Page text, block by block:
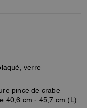
verre
pince de crabe
40,6 cm - 45,7 cm (L)